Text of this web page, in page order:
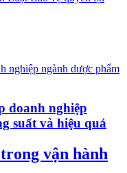
doanh nghiệp
suất và hiệu quả
vận hành